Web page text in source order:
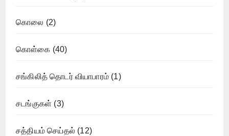
கொலை (2)
கொள்கை (40)
சங்கிலித் தொடர் வியாபாரம் (1)
சடங்குகள் (3)
சத்தியம் செய்தல் (12)